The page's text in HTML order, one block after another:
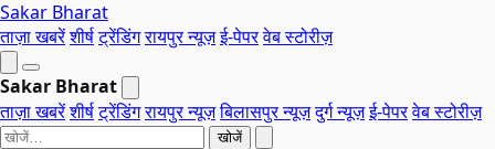
Sakar Bharat
ताज़ा खबरेंशीर्षट्रेंडिंगरायपुर न्यूज़ई-पेपरवेब स्टोरीज़
Sakar Bharat
ताज़ा खबरेंशीर्षट्रेंडिंगरायपुर न्यूज़बिलासपुर न्यूज़दुर्ग न्यूज़ई-पेपरवेब स्टोरीज़
खोजें